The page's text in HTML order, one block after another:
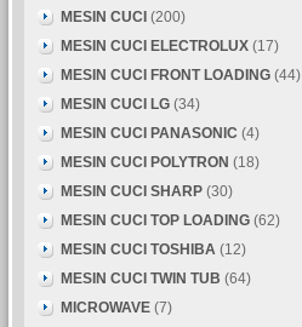
MESIN CUCI (200)
MESIN CUCI ELECTROLUX (17)
MESIN CUCI FRONT LOADING (44)
MESIN CUCI LG (34)
MESIN CUCI PANASONIC (4)
MESIN CUCI POLYTRON (18)
MESIN CUCI SHARP (30)
MESIN CUCI TOP LOADING (62)
MESIN CUCI TOSHIBA (12)
MESIN CUCI TWIN TUB (64)
MICROWAVE (7)